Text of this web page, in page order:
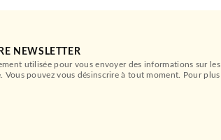
NEWSLETTER
utilisée pour vous envoyer des informations sur les
Vous pouvez vous désinscrire à tout moment. Pour plus